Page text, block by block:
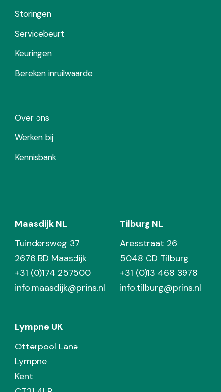
Storingen
Servicebeurt
Keuringen
Bereken inruilwaarde
Over ons
Werken bij
Kennisbank
Maasdijk NL
Tuindersweg 37
2676 BD Maasdijk
+31 (0)174 257500
info.maasdijk@prins.nl
Tilburg NL
Aresstraat 26
5048 CD Tilburg
+31 (0)13 468 3978
info.tilburg@prins.nl
Lympne UK
Otterpool Lane
Lympne
Kent